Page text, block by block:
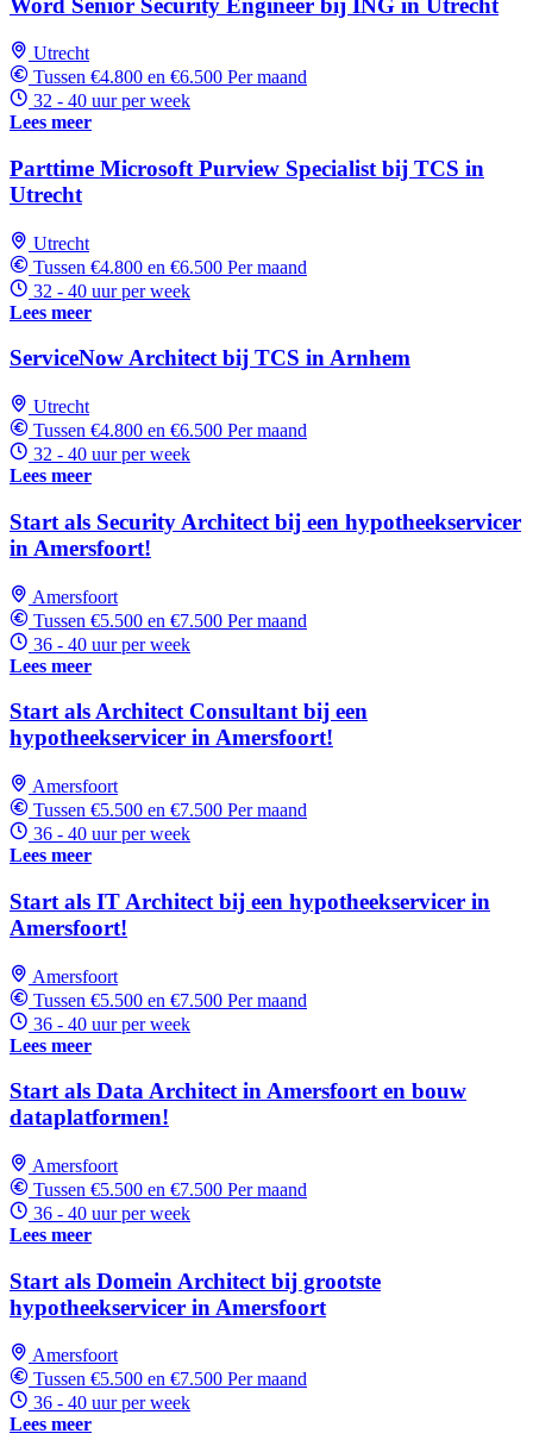
Utrecht
Tussen €4.800 en €6.500 Per maand
32 - 40 uur per week
Lees meer
Parttime Microsoft Purview Specialist bij TCS in
Utrecht
Utrecht
Tussen €4.800 en €6.500 Per maand
32 - 40 uur per week
Lees meer
ServiceNow Architect bij TCS in Arnhem
Utrecht
Tussen €4.800 en €6.500 Per maand
32 - 40 uur per week
Lees meer
Start als Security Architect bij een hypotheekservicer
in Amersfoort!
Amersfoort
Tussen €5.500 en €7.500 Per maand
36 - 40 uur per week
Lees meer
Start als Architect Consultant bij een
hypotheekservicer in Amersfoort!
Amersfoort
Tussen €5.500 en €7.500 Per maand
36 - 40 uur per week
Lees meer
Start als IT Architect bij een hypotheekservicer in
Amersfoort!
Amersfoort
Tussen €5.500 en €7.500 Per maand
36 - 40 uur per week
Lees meer
Start als Data Architect in Amersfoort en bouw
dataplatformen!
Amersfoort
Tussen €5.500 en €7.500 Per maand
36 - 40 uur per week
Lees meer
Start als Domein Architect bij grootste
hypotheekservicer in Amersfoort
Amersfoort
Tussen €5.500 en €7.500 Per maand
36 - 40 uur per week
Lees meer